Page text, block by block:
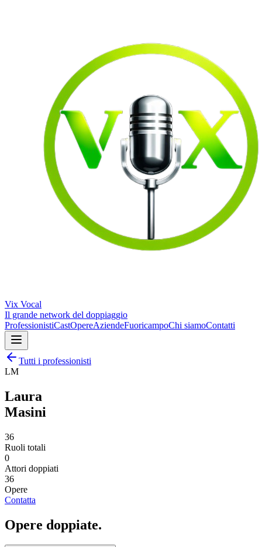
Vix Vocal
Il grande network del doppiaggio
ProfessionistiCastOpereAziendeFuoricampoChi siamoContatti
Tutti i professionisti
LM
Laura
Masini
36
Ruoli totali
0
Attori doppiati
36
Opere
Contatta
Opere doppiate.